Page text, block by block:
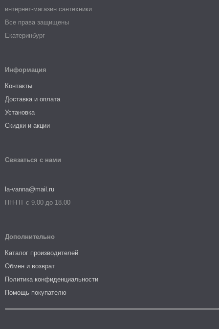
интернет-магазин сантехники
Все права защищены
Екатеринбург
Информация
Контакты
Доставка и оплата
Установка
Скидки и акции
Связаться с нами
la-vanna@mail.ru
ПН-ПТ с 9.00 до 18.00
Дополнительно
Каталог производителей
Обмен и возврат
Политика конфиденциальности
Помощь покупателю